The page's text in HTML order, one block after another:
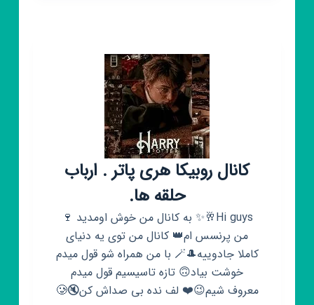
کانال روبیکا هری پاتر . ارباب
حلقه ها.
Hi guys🥂✨ به کانال من خوش اومدید 🍷
من پرنسس ام👑 کانال من توی یه دنیای
کاملا جادوییه🎩🪄 با من همراه شو قول میدم
خوشت بیاد🙃 تازه تاسیسیم قول میدم
معروف شیم😉❤️ لف نده بی صداش کن🔇🥲